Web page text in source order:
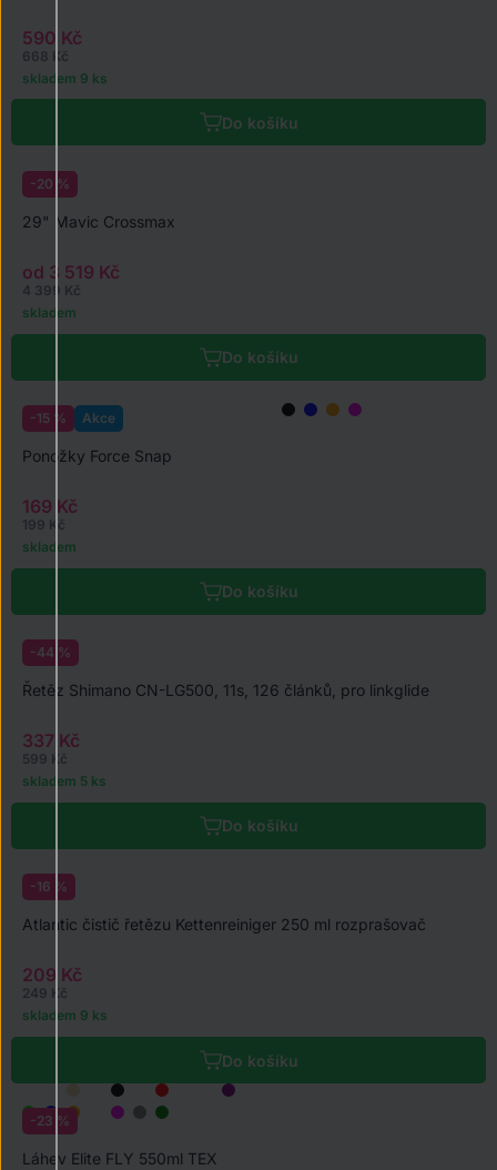
Do košíku
590 Kč
668 Kč
skladem 9 ks
-20 %
Do košíku
29" Mavic Crossmax
od 3 519 Kč
4 399 Kč
skladem
-15 % Akce
Do košíku
Ponožky Force Snap
169 Kč
199 Kč
skladem
-44 %
Do košíku
Řetěz Shimano CN-LG500, 11s, 126 článků, pro linkglide
337 Kč
599 Kč
skladem 5 ks
-16 %
Do košíku
Atlantic čistič řetězu Kettenreiniger 250 ml rozprašovač
209 Kč
249 Kč
skladem 9 ks
-23 %
Láhev Elite FLY 550ml TEX